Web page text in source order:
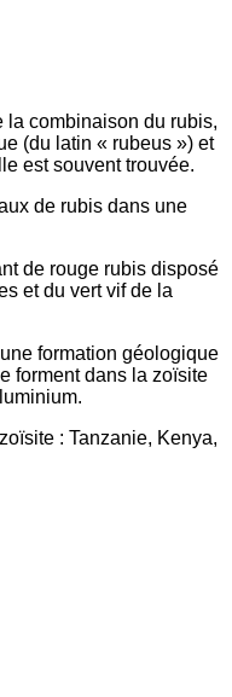
la combinaison du rubis,
(du latin « rubeus ») et
est souvent trouvée.
de rubis dans une
de rouge rubis disposé
et du vert vif de la
formation géologique
forment dans la zoïsite
: Tanzanie, Kenya,